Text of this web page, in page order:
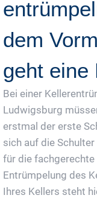
dem
geht eine
Bei einer
Ludwigsburg
erstmal der erste
sich auf die
für die
Entrümpelung des
Ihres Kellers steht